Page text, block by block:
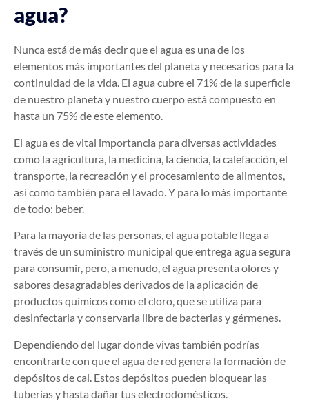
agua?
Nunca está de más decir que el agua es una de los
elementos más importantes del planeta y necesarios para la
continuidad de la vida. El agua cubre el 71% de la superficie
de nuestro planeta y nuestro cuerpo está compuesto en
hasta un 75% de este elemento.
El agua es de vital importancia para diversas actividades
como la agricultura, la medicina, la ciencia, la calefacción, el
transporte, la recreación y el procesamiento de alimentos,
así como también para el lavado. Y para lo más importante
de todo: beber.
Para la mayoría de las personas, el agua potable llega a
través de un suministro municipal que entrega agua segura
para consumir, pero, a menudo, el agua presenta olores y
sabores desagradables derivados de la aplicación de
productos químicos como el cloro, que se utiliza para
desinfectarla y conservarla libre de bacterias y gérmenes.
Dependiendo del lugar donde vivas también podrías
encontrarte con que el agua de red genera la formación de
depósitos de cal. Estos depósitos pueden bloquear las
tuberías y hasta dañar tus electrodomésticos.